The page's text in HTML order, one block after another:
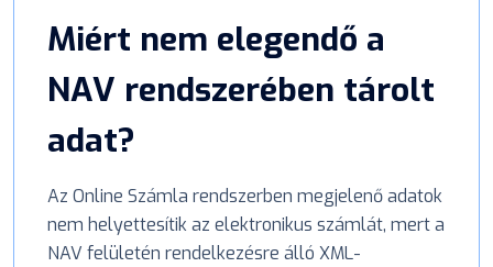
Miért nem elegendő a
NAV rendszerében tárolt
adat?
Az Online Számla rendszerben megjelenő adatok
nem helyettesítik az elektronikus számlát, mert a
NAV felületén rendelkezésre álló XML-